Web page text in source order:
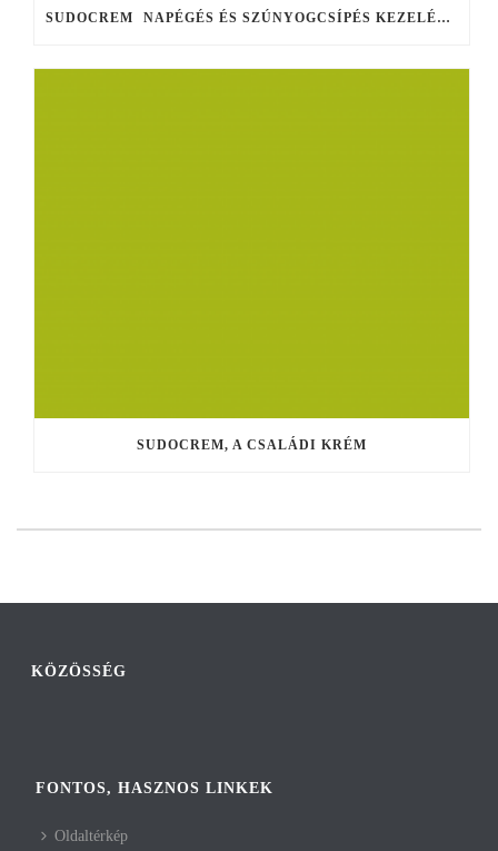
SUDOCREM  NAPÉGÉS ÉS SZÚNYOGCSÍPÉS KEZELÉSÉRE!
SUDOCREM, A CSALÁDI KRÉM
KÖZÖSSÉG
FONTOS, HASZNOS LINKEK
Oldaltérkép